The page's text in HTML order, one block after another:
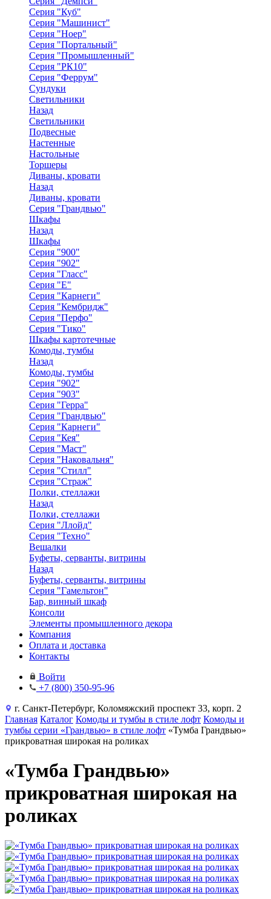
Серия "Куб"
Серия "Машинист"
Серия "Ноер"
Серия "Портальный"
Серия "Промышленный"
Серия "РК10"
Серия "Феррум"
Сундуки
Светильники
Назад
Светильники
Подвесные
Настенные
Настольные
Торшеры
Диваны, кровати
Назад
Диваны, кровати
Серия "Грандвью"
Шкафы
Назад
Шкафы
Серия "900"
Серия "902"
Серия "Гласс"
Серия "Е"
Серия "Карнеги"
Серия "Кембридж"
Серия "Перфо"
Серия "Тико"
Шкафы картотечные
Комоды, тумбы
Назад
Комоды, тумбы
Серия "902"
Серия "903"
Серия "Герра"
Серия "Грандвью"
Серия "Карнеги"
Серия "Кея"
Серия "Маст"
Серия "Наковальня"
Серия "Стилл"
Серия "Страж"
Полки, стеллажи
Назад
Полки, стеллажи
Серия "Ллойд"
Серия "Техно"
Вешалки
Буфеты, серванты, витрины
Назад
Буфеты, серванты, витрины
Серия "Гамельтон"
Бар, винный шкаф
Консоли
Элементы промышленного декора
Компания
Оплата и доставка
Контакты
Войти
+7 (800) 350-95-96
г. Санкт-Петербург, Коломяжский проспект 33, корп. 2
Главная Каталог Комоды и тумбы в стиле лофт Комоды и
тумбы серии «Грандвью» в стиле лофт «Тумба Грандвью»
прикроватная широкая на роликах
«Тумба Грандвью»
прикроватная широкая на
роликах